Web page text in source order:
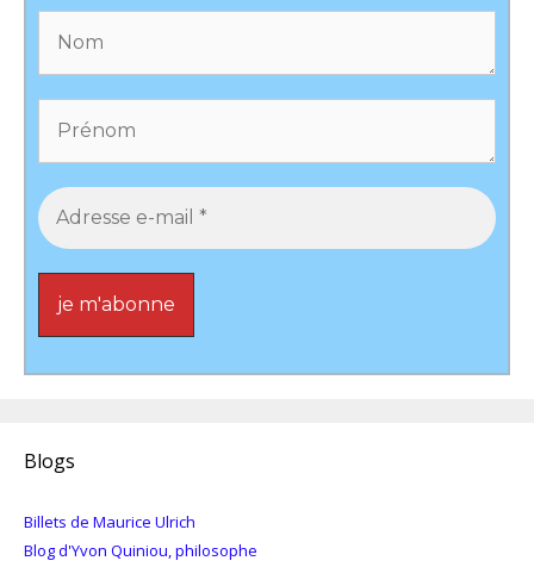
Blogs
Billets de Maurice Ulrich
Blog d'Yvon Quiniou, philosophe